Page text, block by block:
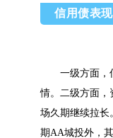
信用债表现
一级方面，
情。二级方面，
场久期继续拉长
期AA城投外，